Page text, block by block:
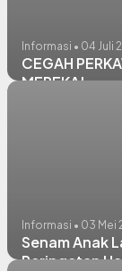
Informasi • 04 Juli
CEGAH
MEREKA!
Informasi • 03 Mei
Senam Anak
Peringatan